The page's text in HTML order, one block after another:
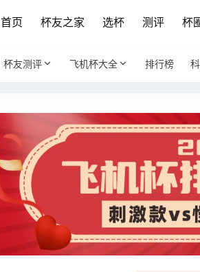
首页 杯友之家 选杯 测评 杯
杯友测评 飞机杯大全 排行榜